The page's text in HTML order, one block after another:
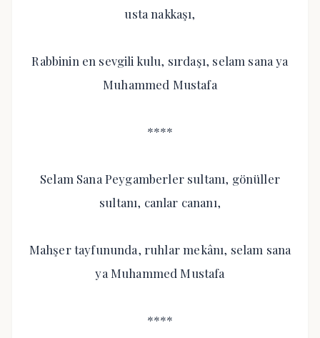
usta nakkaşı,
Rabbinin en sevgili kulu, sırdaşı, selam sana ya
Muhammed Mustafa
****
Selam Sana Peygamberler sultanı, gönüller
sultanı, canlar cananı,
Mahşer tayfununda, ruhlar mekânı, selam sana
ya Muhammed Mustafa
****